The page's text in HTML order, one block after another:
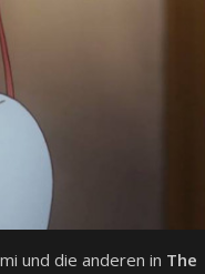
und die anderen in The